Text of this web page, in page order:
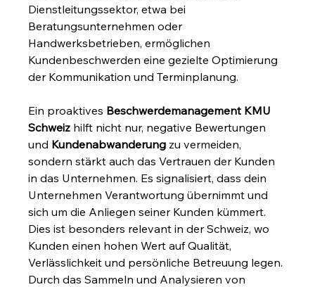
Dienstleitungssektor, etwa bei
Beratungsunternehmen oder
Handwerksbetrieben, ermöglichen
Kundenbeschwerden eine gezielte Optimierung
der Kommunikation und Terminplanung.
Ein proaktives Beschwerdemanagement KMU
Schweiz hilft nicht nur, negative Bewertungen
und Kundenabwanderung zu vermeiden,
sondern stärkt auch das Vertrauen der Kunden
in das Unternehmen. Es signalisiert, dass dein
Unternehmen Verantwortung übernimmt und
sich um die Anliegen seiner Kunden kümmert.
Dies ist besonders relevant in der Schweiz, wo
Kunden einen hohen Wert auf Qualität,
Verlässlichkeit und persönliche Betreuung legen.
Durch das Sammeln und Analysieren von